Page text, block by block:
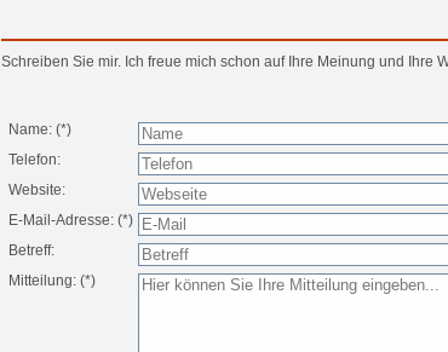
Schreiben Sie mir. Ich freue mich schon auf Ihre Meinung und Ihre
Name: (*)
Telefon:
Website:
E-Mail-Adresse: (*)
Betreff:
Mitteilung: (*)